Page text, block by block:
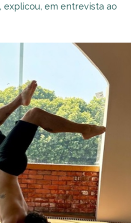
explicou, em entrevista ao